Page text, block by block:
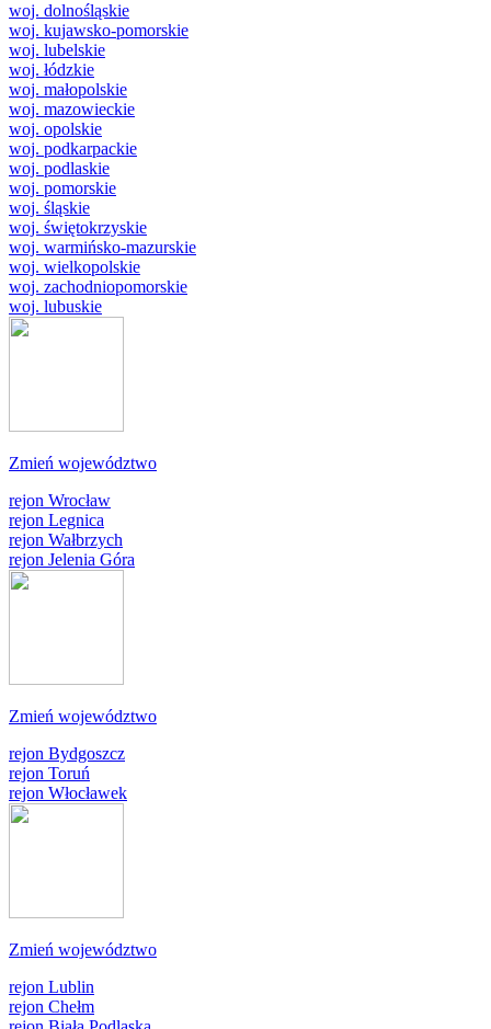
woj. dolnośląskie
woj. kujawsko-pomorskie
woj. lubelskie
woj. łódzkie
woj. małopolskie
woj. mazowieckie
woj. opolskie
woj. podkarpackie
woj. podlaskie
woj. pomorskie
woj. śląskie
woj. świętokrzyskie
woj. warmińsko-mazurskie
woj. wielkopolskie
woj. zachodniopomorskie
woj. lubuskie
Zmień województwo
rejon Wrocław
rejon Legnica
rejon Wałbrzych
rejon Jelenia Góra
Zmień województwo
rejon Bydgoszcz
rejon Toruń
rejon Włocławek
Zmień województwo
rejon Lublin
rejon Chełm